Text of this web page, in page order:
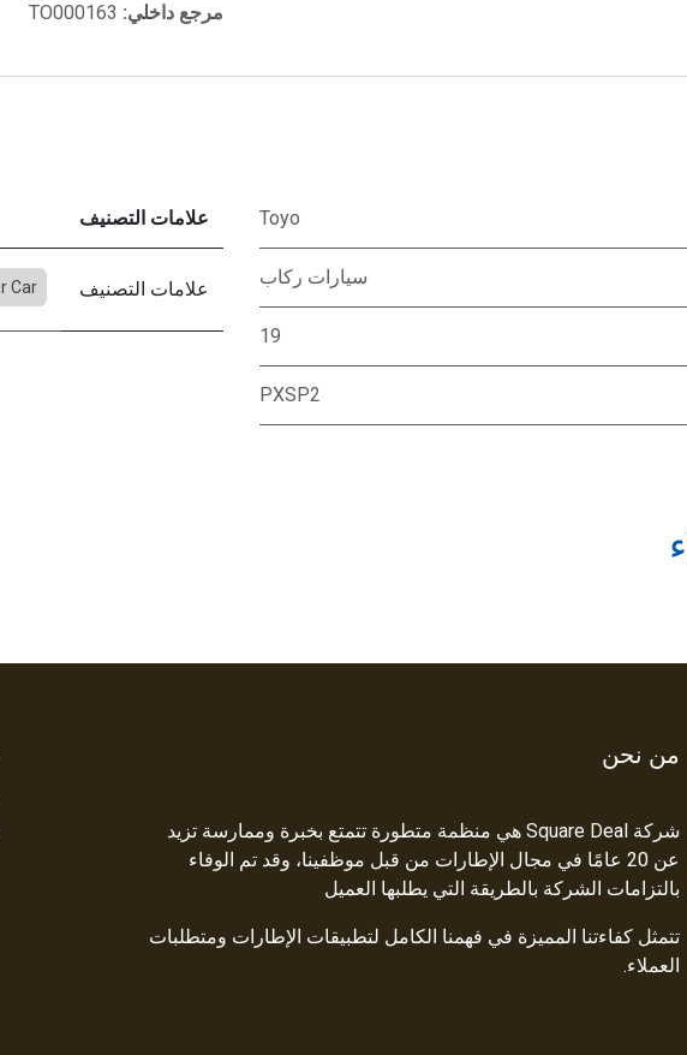
مرجع داخلي: TO000163
Toyo
سيارات ركاب
19
PXSP2
علامات التصنيف
علامات التصنيف Car
من نحن
شركة Square Deal هي منظمة متطورة تتمتع بخبرة وممارسة تزيد
عن 20 عامًا في مجال الإطارات من قبل موظفينا، وقد تم الوفاء
بالتزامات الشركة بالطريقة التي يطلبها العميل
تتمثل كفاءتنا المميزة في فهمنا الكامل لتطبيقات الإطارات ومتطلبات
العملاء.